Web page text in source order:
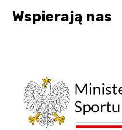
Wspierają nas